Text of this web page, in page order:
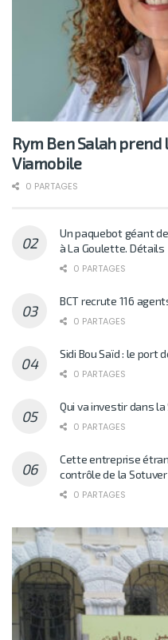
Rym Ben Salah prend
Viamobile
0 PARTAGES
Un paquebot géant
à La Goulette. Détails
0 PARTAGES
BCT recrute 116
0 PARTAGES
Sidi Bou Saïd : le port
0 PARTAGES
Qui va investir dans la
0 PARTAGES
Cette entreprise
contrôle de la Sotuver
0 PARTAGES